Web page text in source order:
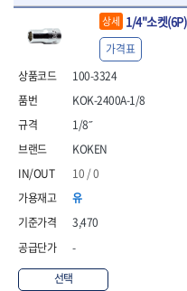
- 전지가위
- 정글칼
- 목공톱
- 고지톱
- 다목적가위
- 안전커터칼
- 마킹
연마용품
- 조줄
- 철공용줄
- 조줄세트
상세 1/4"소켓(6P)
100-3324
KOKEN
10 / 0
유
3,470
-
선택
KOK-2400A-1/8
1/8˝
가격표